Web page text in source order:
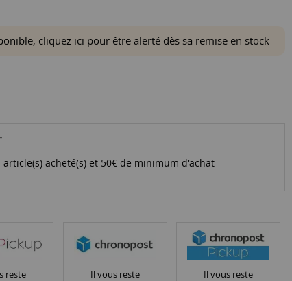
cliquez ici pour être alerté dès sa remise en stock
acheté(s) et 50€ de minimum d'achat
reste Il vous reste Il vous reste